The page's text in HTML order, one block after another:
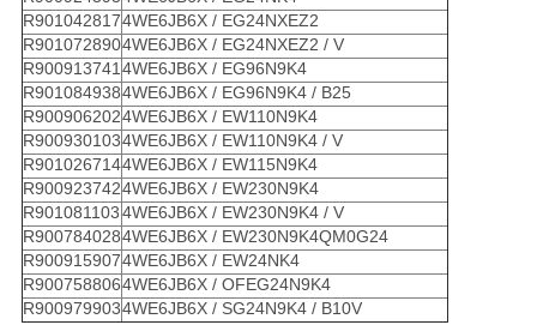
R9010428174WE6JB6X / EG24NXEZ2
R9010728904WE6JB6X / EG24NXEZ2 / V
R9009137414WE6JB6X / EG96N9K4
R9010849384WE6JB6X / EG96N9K4 / B25
R9009062024WE6JB6X / EW110N9K4
R9009301034WE6JB6X / EW110N9K4 / V
R9010267144WE6JB6X / EW115N9K4
R9009237424WE6JB6X / EW230N9K4
R9010811034WE6JB6X / EW230N9K4 / V
R9007840284WE6JB6X / EW230N9K4QM0G24
R9009159074WE6JB6X / EW24NK4
R9007588064WE6JB6X / OFEG24N9K4
R9009799034WE6JB6X / SG24N9K4 / B10V